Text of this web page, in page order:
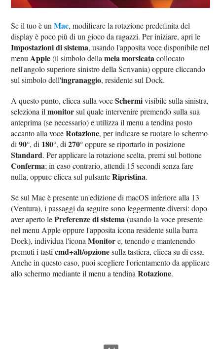
Se il tuo è unMac, modificare la rotazione predefinita del
display è poco più di un gioco da ragazzi. Per iniziare, apri le
Impostazioni di sistema, usando l'apposita voce disponibile nel
menu Apple(il simbolo dellamela morsicatacollocato
nell'angolo superiore sinistro della Scrivania) oppure cliccando
sul simbolo dell'ingranaggio, residente sul Dock.
A questo punto, clicca sulla voceSchermivisibile sulla sinistra,
seleziona ilmonitorsul quale intervenire premendo sulla sua
anteprima (se necessario) e utilizza il menu a tendina posto
accanto alla voceRotazione, per indicare se ruotare lo schermo
di90°, di 180°, di270°oppure se riportarlo in posizione
Standard. Per applicare la rotazione scelta, premi sul bottone
Conferma; in caso contrario, attendi 15 secondi senza fare
nulla, oppure clicca sul pulsanteRipristina.
Se sul Mac è presente un'edizione di macOS inferiore alla 13
(Ventura), i passaggi da seguire sono leggermente diversi: dopo
aver aperto lePreferenze di sistema(usando la voce presente
nel menu Apple oppure l'apposita icona residente sulla barra
Dock), individua l'iconaMonitore, tenendo e mantenendo
premuti i tasticmd+alt/opzionesulla tastiera, clicca su di essa.
Anche in questo caso, puoi scegliere l'orientamento da applicare
allo schermo mediante il menu a tendinaRotazione.